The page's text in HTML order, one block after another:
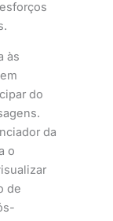
às
do
da
o
de